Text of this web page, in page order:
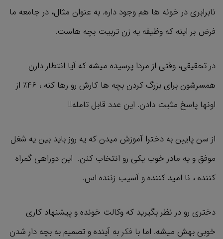
نابرابری در خونه ها هم وجود داره. به عنوان مثال، در جامعه ما
فرض بر اینه که وظیفه یه زن تربیت بچه هاست.
در تحقیقی، وقتی از مردا پرسیده میشه که آیا انتظار دارن
همسرشون برای بزرگ کردن بچه‌ ها کارش رو رها کنه ، 46٪ از
اونها پاسخ مثبت دادن. این عدد قابل تامله!!
از سن پایین به دخترا آموزش میدن که یه روز باید بین یه شغل
موفق و یه مادر خوب یکی رو انتخاب کنن. این دوراهی گمراه
‌کننده ، نا امید کننده و آسیب زننده اس.
دختری رو در نظر بگیرید که وکالت خونده و پیشنهاد کاری
خوبی بهش میشه. اما با فکر به آینده و تصمیم به بچه دار شدن